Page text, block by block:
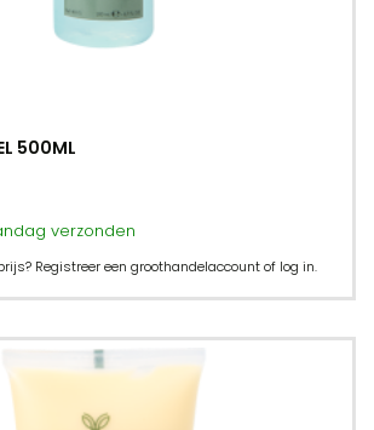
500ML
verzonden
Registreer een groothandelaccount of log in.